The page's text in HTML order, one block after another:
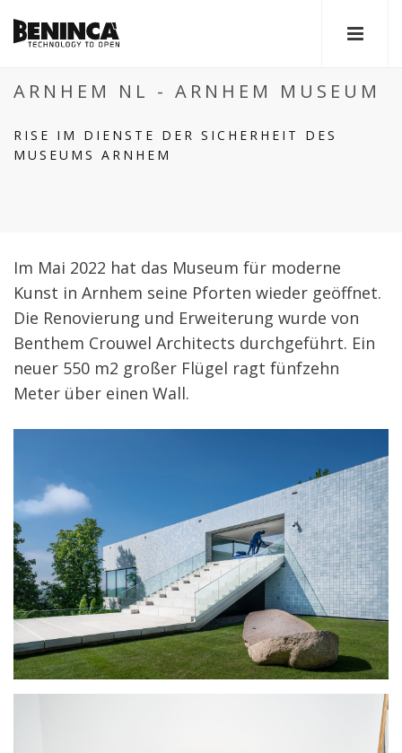
ARNHEM NL - ARNHEM MUSEUM
RISE IM DIENSTE DER SICHERHEIT DES
MUSEUMS ARNHEM
Im Mai 2022 hat das Museum für moderne
Kunst in Arnhem seine Pforten wieder geöffnet.
Die Renovierung und Erweiterung wurde von
Benthem Crouwel Architects durchgeführt. Ein
neuer 550 m2 großer Flügel ragt fünfzehn
Meter über einen Wall.